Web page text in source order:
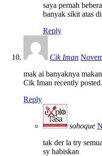
saya pernah
banyak sikit atas
Reply
Cik Iman
mak ai banyaknya
Cik Iman recently
Reply
sohoque
tak der la try
sy habiskan